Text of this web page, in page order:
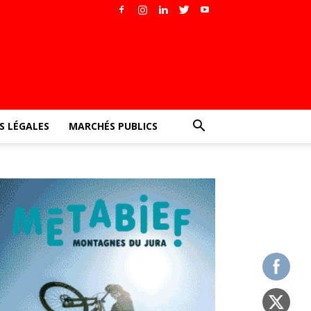
LÉGALES MARCHÉS PUBLICS